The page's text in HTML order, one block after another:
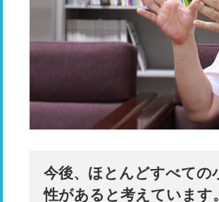
今後、ほとんどすべての
性があると考えています。